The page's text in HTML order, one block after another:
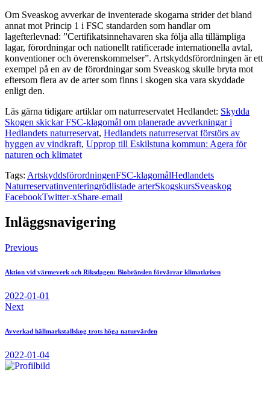
Om Sveaskog avverkar de inventerade skogarna strider det bland
annat mot Princip 1 i FSC standarden som handlar om
lagefterlevnad: ”Certifikatsinnehavaren ska följa alla tillämpliga
lagar, förordningar och nationellt ratificerade internationella avtal,
konventioner och överenskommelser”. Artskyddsförordningen är ett
exempel på en av de förordningar som Sveaskog skulle bryta mot
eftersom flera av de arter som finns i skogen ska vara skyddade
enligt den.
Läs gärna tidigare artiklar om naturreservatet Hedlandet: Skydda
Skogen skickar FSC-klagomål om planerade avverkningar i
Hedlandets naturreservat, Hedlandets naturreservat förstörs av
hyggen av vindkraft, Upprop till Eskilstuna kommun: Agera för
naturen och klimatet
Tags: ArtskyddsförordningenFSC-klagomålHedlandets
Naturreservatinventeringrödlistade arterSkogskursSveaskog
FacebookTwitter-xShare-email
Inläggsnavigering
Previous
Aktion vid värmeverk och Riksdagen: Biobränslen förvärrar klimatkrisen
2022-01-01
Next
Avverkad hällmarkstallskog trots höga naturvärden
2022-01-04